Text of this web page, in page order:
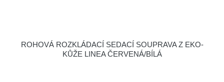
ROHOVÁ ROZKLÁDACÍ SEDACÍ SOUPRAVA Z EKO-
KŮŽE LINEA ČERVENÁ/BÍLÁ